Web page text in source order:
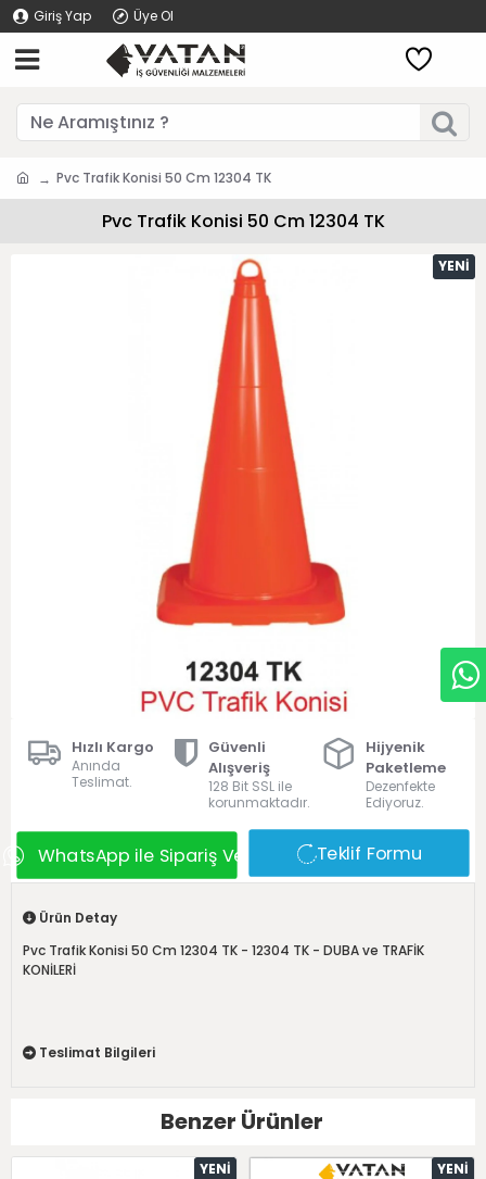
Giriş Yap Üye Ol
Pvc Trafik Konisi 50 Cm 12304 TK
Pvc Trafik Konisi 50 Cm 12304 TK
YENI
Hızlı Kargo
Anında
Teslimat.
Güvenli
Alışveriş
128 Bit SSL ile
korunmaktadır.
Hijyenik
Paketleme
Dezenfekte
Ediyoruz.
WhatsApp ile Sipariş Ver Teklif Formu
Ürün Detay
Pvc Trafik Konisi 50 Cm 12304 TK - 12304 TK - DUBA ve TRAFİK
KONİLERİ
Teslimat Bilgileri
Benzer Ürünler
YENI YENI